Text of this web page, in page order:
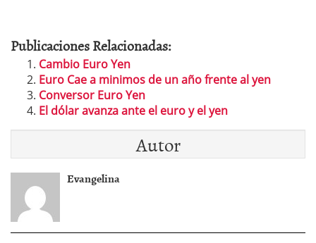
Publicaciones Relacionadas:
Cambio Euro Yen
Euro Cae a minimos de un año frente al yen
Conversor Euro Yen
El dólar avanza ante el euro y el yen
Autor
Evangelina